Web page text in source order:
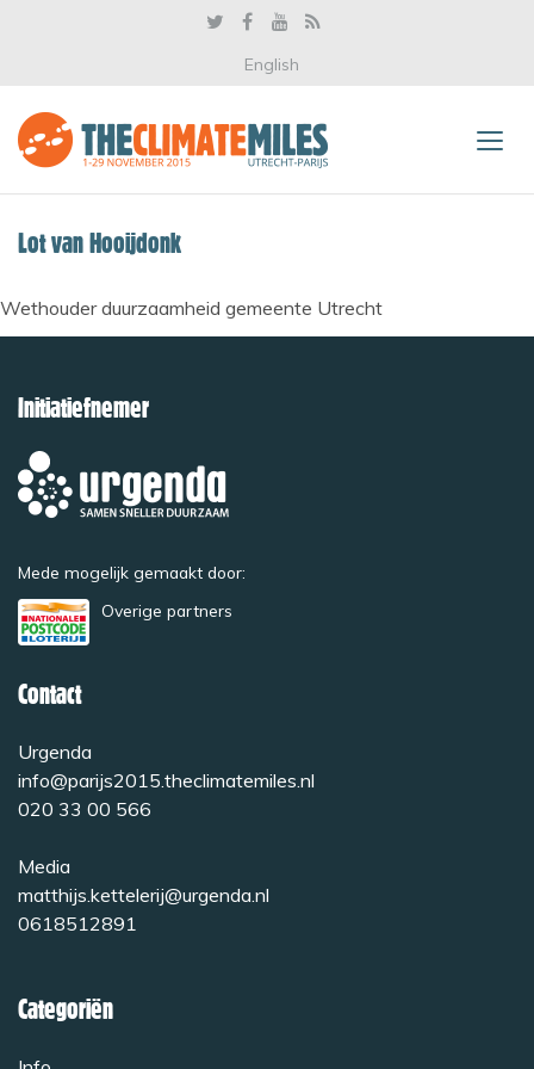
English
Lot van Hooijdonk
Wethouder duurzaamheid gemeente Utrecht
Initiatiefnemer
Mede mogelijk gemaakt door:
Overige partners
Contact
Urgenda
info@parijs2015.theclimatemiles.nl
020 33 00 566
Media
matthijs.kettelerij@urgenda.nl
0618512891
Categoriën